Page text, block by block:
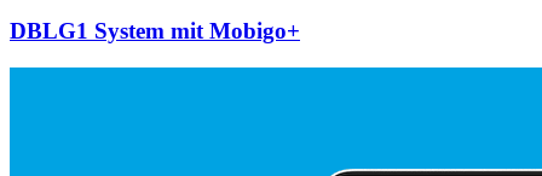
DBLG1 System mit Mobigo+